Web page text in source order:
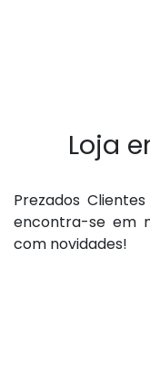
Loja
P rezados
encontra-se em
com novidades!